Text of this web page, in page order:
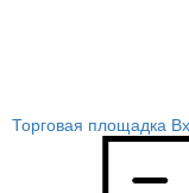
Торговая площадка